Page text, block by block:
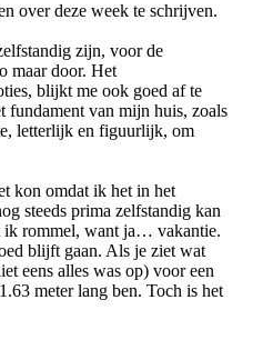
over deze week te schrijven.
zijn, voor de
maar door. Het
blijkt me ook goed af te
fundament van mijn huis, zoals
letterlijk en figuurlijk, om
kon omdat ik het in het
steeds prima zelfstandig kan
ik rommel, want ja… vakantie.
blijft gaan. Als je ziet wat
eens alles was op) voor een
meter lang ben. Toch is het